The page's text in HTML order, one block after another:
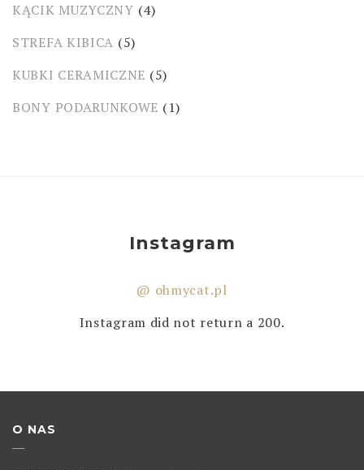
KĄCIK MUZYCZNY (4)
STREFA KIBICA (5)
KUBKI CERAMICZNE (5)
BONY PODARUNKOWE (1)
Instagram
@ ohmycat.pl
Instagram did not return a 200.
O NAS